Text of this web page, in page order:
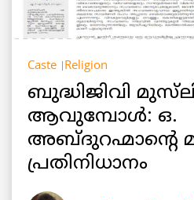
Caste Religion
ബുദ്ധിജിവി
ആവുമ്പോള്‍: ഒ.
അബ്ദുറഹ്മാന്റെ
പ്രതിനിധാനം